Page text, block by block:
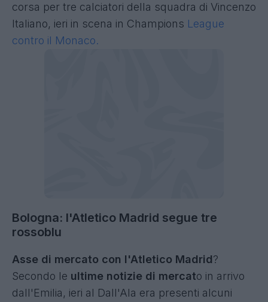
corsa per tre calciatori della squadra di Vincenzo
Italiano, ieri in scena in Champions League
contro il Monaco.
Bologna: l'Atletico Madrid segue tre
rossoblu
Asse di mercato con l'Atletico Madrid?
Secondo le ultime notizie di mercato in arrivo
dall'Emilia, ieri al Dall'Ala era presenti alcuni